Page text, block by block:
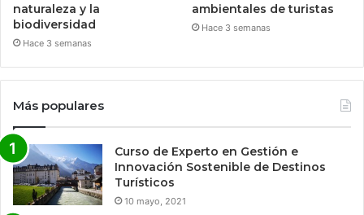
naturaleza y la
biodiversidad
Hace 3 semanas
ambientales de turistas
Hace 3 semanas
Más populares
Curso de Experto en Gestión e
Innovación Sostenible de Destinos
Turísticos
10 mayo, 2021